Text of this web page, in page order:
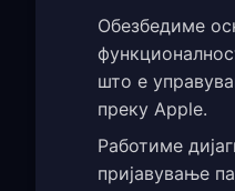
Обезбедиме
што е
преку Apple.
Работиме
пријавување